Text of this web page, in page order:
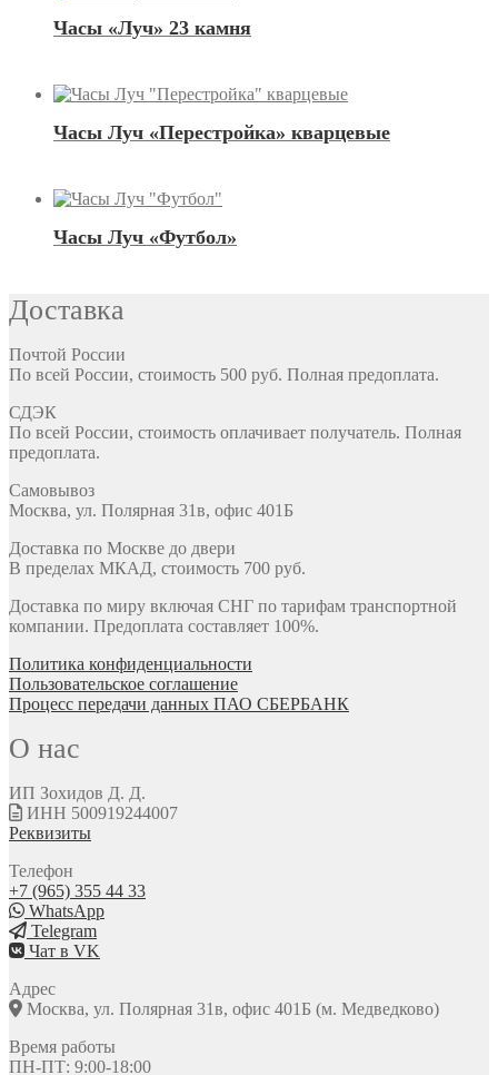
Часы «Луч» 23 камня
Часы Луч «Перестройка» кварцевые
Часы Луч «Футбол»
Доставка
Почтой России
По всей России, стоимость 500 руб. Полная предоплата.
СДЭК
По всей России, стоимость оплачивает получатель. Полная
предоплата.
Самовывоз
Москва, ул. Полярная 31в, офис 401Б
Доставка по Москве до двери
В пределах МКАД, стоимость 700 руб.
Доставка по миру включая СНГ по тарифам транспортной
компании. Предоплата составляет 100%.
Политика конфиденциальности
Пользовательское соглашение
Процесс передачи данных ПАО СБЕРБАНК
О нас
ИП Зохидов Д. Д.
ИНН 500919244007
Реквизиты
Телефон
+7 (965) 355 44 33
WhatsApp
Telegram
Чат в VK
Адрес
Москва, ул. Полярная 31в, офис 401Б (м. Медведково)
Время работы
ПН-ПТ: 9:00-18:00